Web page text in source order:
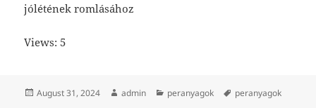
jólétének romlásához
Views: 5
Posted
August 31, 2024 Author
admin Categories
peranyagok Tags
peranyagok